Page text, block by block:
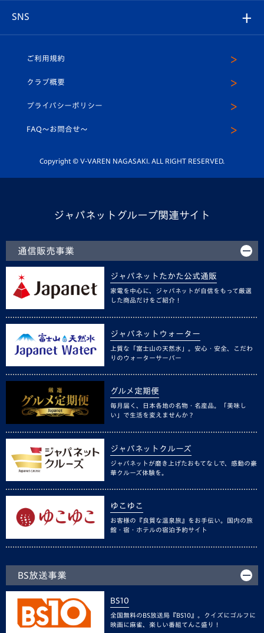
ホームタウン
平和祈念活動
ホームタウン活動
店舗情報
U-18
スクール
SNS
ヴィヴィくんインスタグラム
公式LINE＠
ご利用規約
クラブ概要
プライバシーポリシー
FAQ〜お問合せ〜
Copyright © V-VAREN NAGASAKI. ALL RIGHT RESERVED.
ジャパネットグループ関連サイト
通信販売事業
ジャパネットたかた公式通販
家電を中心に、ジャパネットが自信をもって厳選
した商品だけをご紹介！
ジャパネットウォーター
上質な「富士山の天然水」。安心・安全、こだわ
りのウォーターサーバー
グルメ定期便
毎月届く、日本各地の名物・名産品。「美味し
い」で生活を変えませんか？
ジャパネットクルーズ
ジャパネットが磨き上げたおもてなしで、感動の豪
華クルーズ体験を。
ゆこゆこ
お客様の『良質な温泉旅』をお手伝い。国内の旅
館・宿・ホテルの宿泊予約サイト
BS放送事業
BS10
全国無料のBS放送局『BS10』。クイズにゴルフに
映画に麻雀、楽しい番組てんこ盛り！